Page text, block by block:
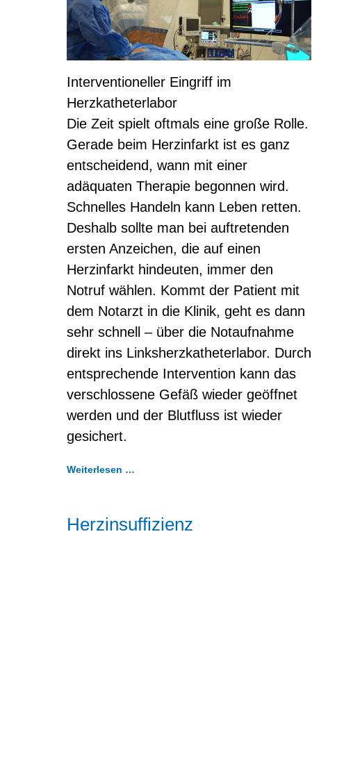
Interventioneller Eingriff im
Herzkatheterlabor
Die Zeit spielt oftmals eine große Rolle.
Gerade beim Herzinfarkt ist es ganz
entscheidend, wann mit einer
adäquaten Therapie begonnen wird.
Schnelles Handeln kann Leben retten.
Deshalb sollte man bei auftretenden
ersten Anzeichen, die auf einen
Herzinfarkt hindeuten, immer den
Notruf wählen. Kommt der Patient mit
dem Notarzt in die Klinik, geht es dann
sehr schnell – über die Notaufnahme
direkt ins Linksherzkatheterlabor. Durch
entsprechende Intervention kann das
verschlossene Gefäß wieder geöffnet
werden und der Blutfluss ist wieder
gesichert.
Weiterlesen …
Herzinsuffizienz